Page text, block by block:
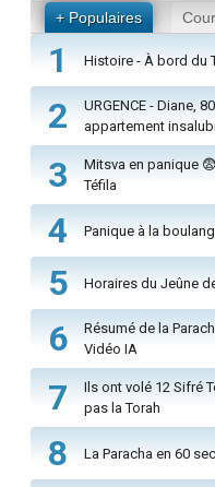
+ Populaires
1 Histoire - À bord du
2
URGENCE - Diane,
appartement
3
Mitsva en panique
Téfila
4 Panique à la
5 Horaires du Jeûne
6
Résumé de la
Vidéo IA
7
Ils ont volé 12 Sifré
pas la Torah
8 La Paracha en 60